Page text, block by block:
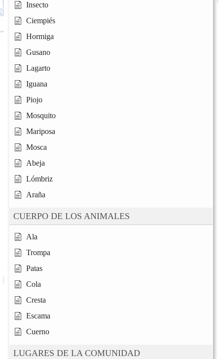
Insecto
Ciempiés
Hormiga
Gusano
Lagarto
Iguana
Piojo
Mosquito
Mariposa
Mosca
Abeja
Lómbriz
Araña
CUERPO DE LOS ANIMALES
Ala
Trompa
Patas
Cola
Cresta
Escama
Cuerno
LUGARES DE LA COMUNIDAD